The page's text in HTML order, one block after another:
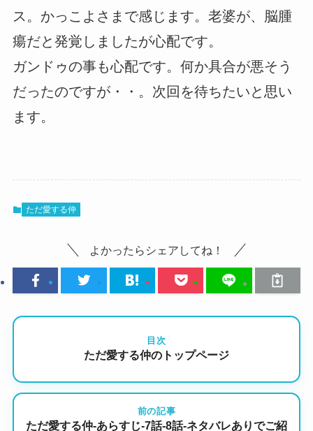
ス。かっこよさまで感じます。老婆が、脳腫
瘍だと発覚しましたが心配です。
ガンドゥの事も心配です。何か具合が悪そう
だったのですが・・。次回を待ちたいと思い
ます。
ただ愛する仲
よかったらシェアしてね！
目次
ただ愛する仲のトップページ
前の記事
ただ愛する仲-あらすじ-7話-8話-ネタバレありでご紹